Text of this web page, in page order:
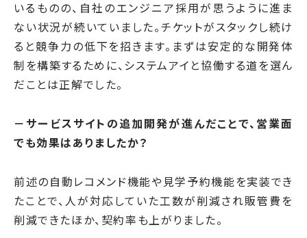
いるものの、自社のエンジニア採用が思うように進ま
ない状況が続いていました。チケットがスタックし続け
ると競争力の低下を招きます。まずは安定的な開発体
制を構築するために、システムアイと協働する道を選ん
だことは正解でした。
－サービスサイトの追加開発が進んだことで、営業面
でも効果はありましたか？
前述の自動レコメンド機能や見学予約機能を実装でき
たことで、人が対応していた工数が削減され販管費を
削減できたほか、契約率も上がりました。